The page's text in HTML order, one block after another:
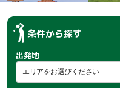
条件から探す
出発地